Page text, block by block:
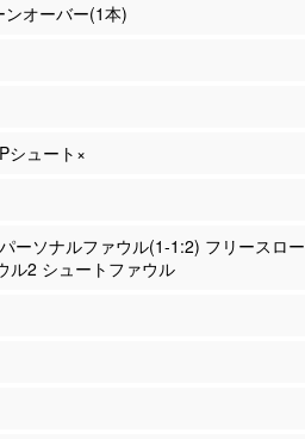
オーバー(1本)
シュート×
ーソナルファウル(1-1:2) フリースロー
ル2 シュートファウル